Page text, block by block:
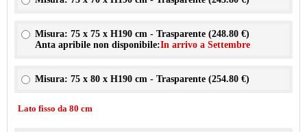
Misura: 75 x 75 x H190 cm - Trasparente (248.80 €)
Anta apribile non disponibile:In arrivo a Settembre
Misura: 75 x 80 x H190 cm - Trasparente (254.80 €)
Lato fisso da 80 cm